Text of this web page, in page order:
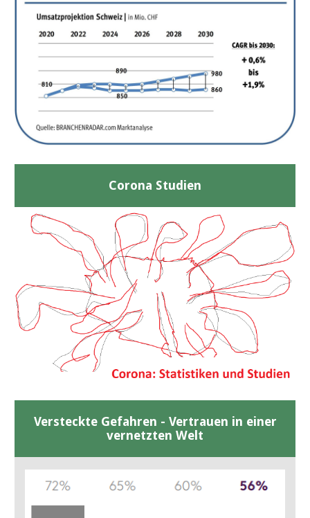
Corona Studien
Versteckte Gefahren - Vertrauen in einer
vernetzten Welt